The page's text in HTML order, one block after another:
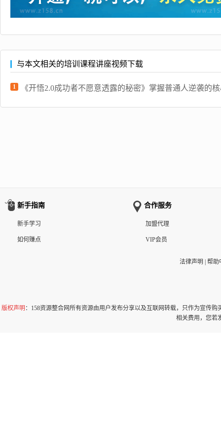
与本文相关的培训课程讲座视频下载
1 《开悟2.0成功者不愿意透露的秘密》掌握普通人逆袭的
新手指南
新手学习
如何赚点
合作服务
加盟代理
VIP会员
法律声明 帮助
版权声明 ：158资源整合网所有资源由用户发布分享以及互联网转载，只作为宣传
相关费用，您若